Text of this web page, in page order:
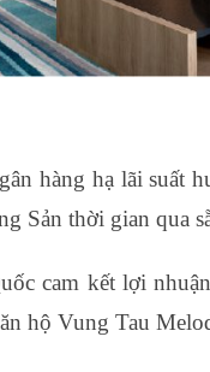
hàng hạ lãi suất
Sản thời gian qua
cam kết lợi
hộ Vung Tau